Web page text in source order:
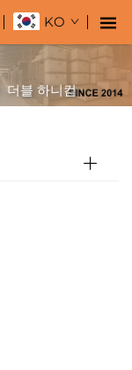
KO
더블 하니컴